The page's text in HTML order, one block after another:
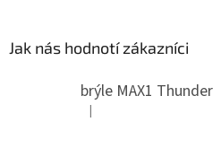
Jak nás hodnotí zákazníci
brýle MAX1 Thunder
Hodnocení produktu je 5 z
|